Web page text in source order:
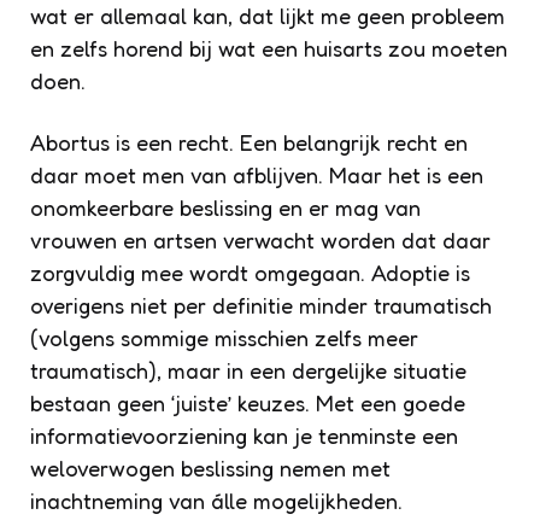
wat er allemaal kan, dat lijkt me geen probleem
en zelfs horend bij wat een huisarts zou moeten
doen.
Abortus is een recht. Een belangrijk recht en
daar moet men van afblijven. Maar het is een
onomkeerbare beslissing en er mag van
vrouwen en artsen verwacht worden dat daar
zorgvuldig mee wordt omgegaan. Adoptie is
overigens niet per definitie minder traumatisch
(volgens sommige misschien zelfs meer
traumatisch), maar in een dergelijke situatie
bestaan geen ‘juiste’ keuzes. Met een goede
informatievoorziening kan je tenminste een
weloverwogen beslissing nemen met
inachtneming van álle mogelijkheden.